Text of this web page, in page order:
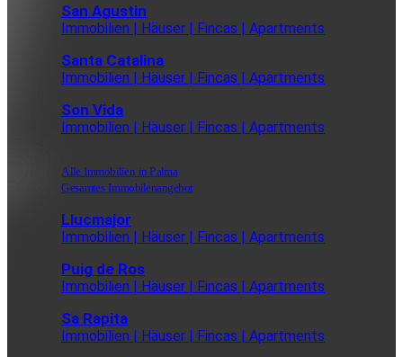
San Agustin
Immobilien | Häuser | Fincas | Apartments
Santa Catalina
Immobilien | Häuser | Fincas | Apartments
Son Vida
Immobilien | Häuser | Fincas | Apartments
Alle Immobilien in Palma
Gesamtes Immobilenangebot
Llucmajor
Immobilien | Häuser | Fincas | Apartments
Puig de Ros
Immobilien | Häuser | Fincas | Apartments
Sa Rapita
Immobilien | Häuser | Fincas | Apartments